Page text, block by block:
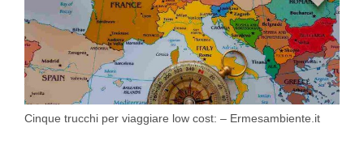
Cinque trucchi per viaggiare low cost: – Ermesambiente.it